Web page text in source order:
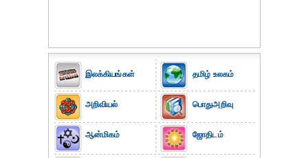
இலக்கியங்கள்
அறிவியல்
ஆன்மிகம்
தமிழ் உலகம்
பொதுஅறிவு
ஜோதிடம்